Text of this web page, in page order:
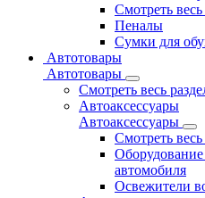
Смотреть весь
Пеналы
Сумки для
Автотовары
Автотовары
Смотреть весь
Автоаксессуары
Автоаксессуары
Смотреть весь
автомобиля
Освежители